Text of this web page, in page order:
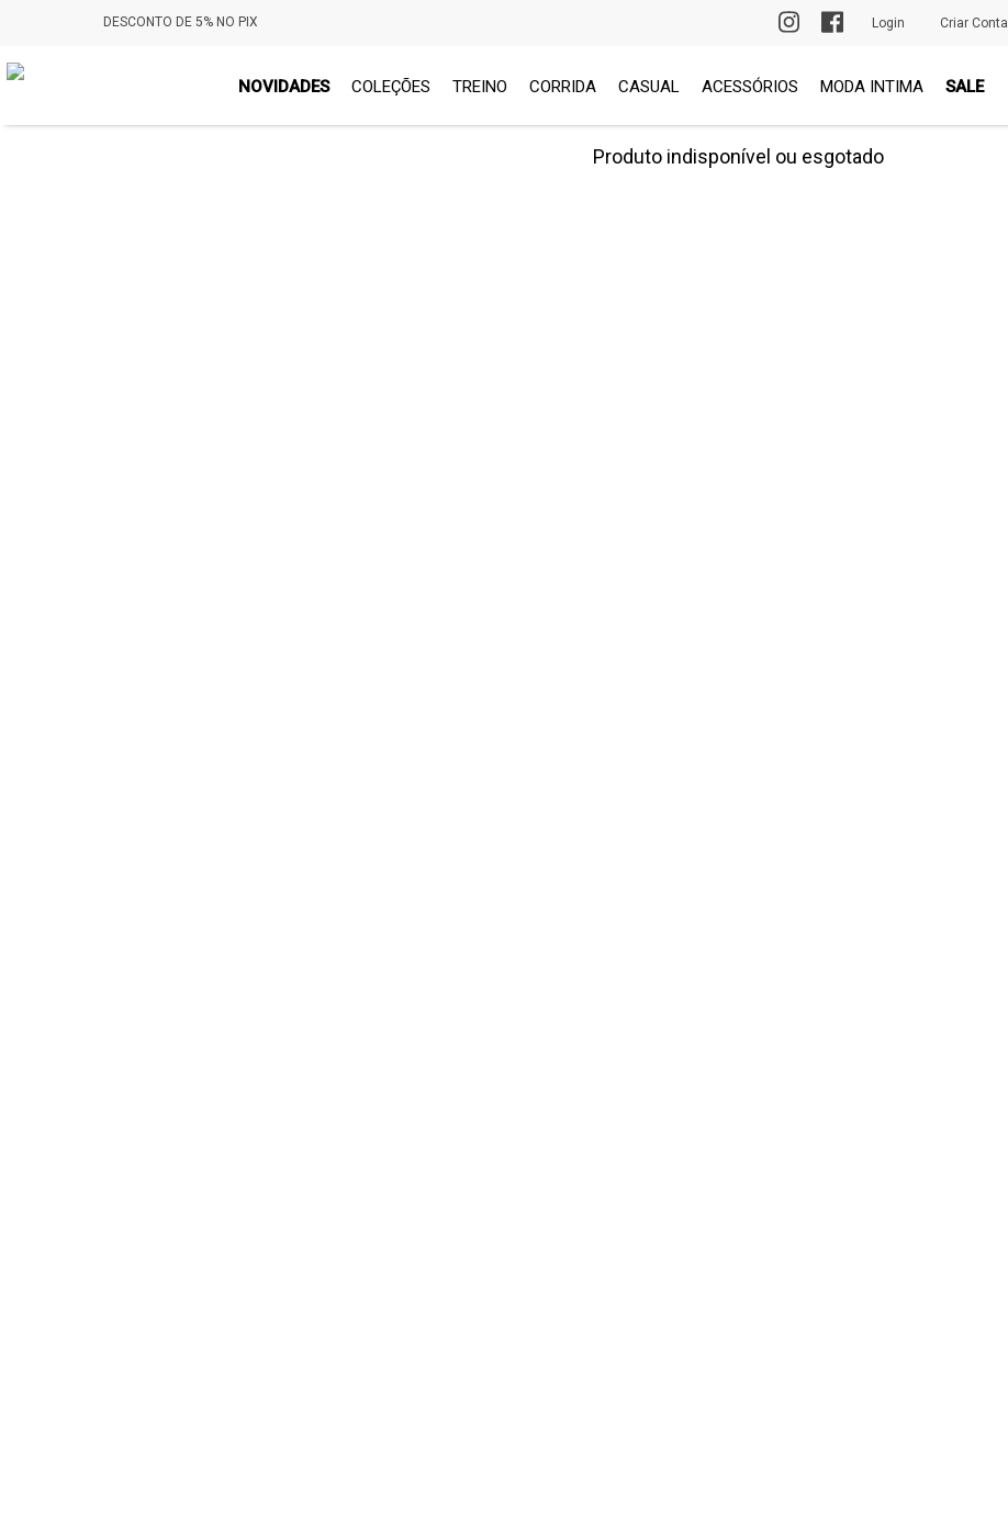
DESCONTO DE 5% NO PIX PRIMEIRA TROCA GRÁTIS Criar Conta
Login
NOVIDADES COLEÇÕES TREINO CORRIDA CASUAL ACESSÓRIOS MODA INTIMA SALE
Produto indisponível ou esgotado